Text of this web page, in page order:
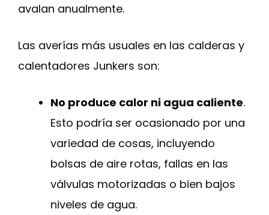
avalan anualmente.
Las averías más usuales en las calderas y
calentadores Junkers son:
No produce calor ni agua caliente.
Esto podría ser ocasionado por una
variedad de cosas, incluyendo
bolsas de aire rotas, fallas en las
válvulas motorizadas o bien bajos
niveles de agua.